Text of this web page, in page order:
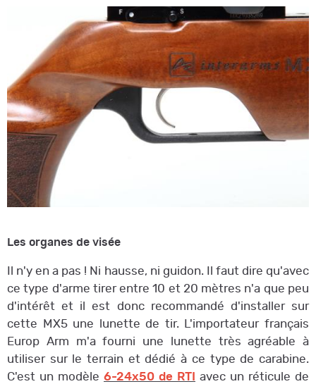
Les organes de visée
Il n'y en a pas ! Ni hausse, ni guidon. Il faut dire qu'avec
ce type d'arme tirer entre 10 et 20 mètres n'a que peu
d'intérêt et il est donc recommandé d'installer sur
cette MX5 une lunette de tir. L'importateur français
Europ Arm m'a fourni une lunette très agréable à
utiliser sur le terrain et dédié à ce type de carabine.
C'est un modèle 6-24x50 de RTI
avec un réticule de